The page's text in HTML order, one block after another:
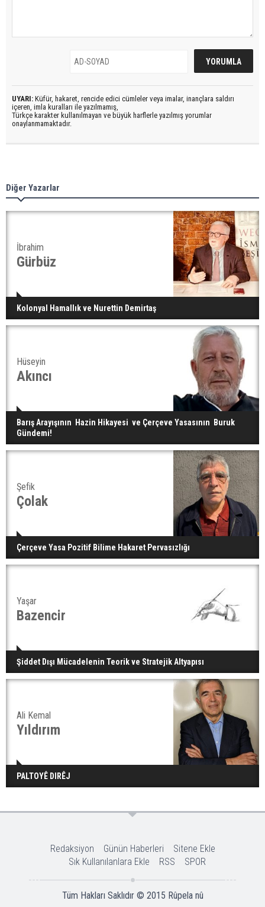
UYARI: Küfür, hakaret, rencide edici cümleler veya imalar, inançlara saldırı
içeren, imla kuralları ile yazılmamış,
Türkçe karakter kullanılmayan ve büyük harflerle yazılmış yorumlar
onaylanmamaktadır.
Diğer Yazarlar
İbrahim
Gürbüz
Kolonyal Hamallık ve Nurettin Demirtaş
Hüseyin
Akıncı
Barış Arayışının Hazin Hikayesi ve Çerçeve Yasasının Buruk
Gündemi!
Şefik
Çolak
Çerçeve Yasa Pozitif Bilime Hakaret Pervasızlığı
Yaşar
Bazencir
Şiddet Dışı Mücadelenin Teorik ve Stratejik Altyapısı
Ali Kemal
Yıldırım
PALTOYÊ DIRÊJ
Redaksiyon Günün Haberleri
Sitene Ekle
Sık Kullanılanlara Ekle
RSS SPOR
Tüm Hakları Saklıdır © 2015 Rûpela nû